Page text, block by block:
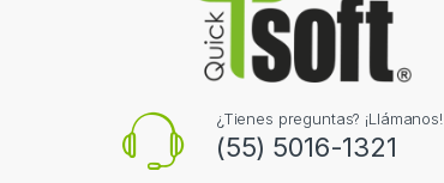
¿Tienes preguntas? ¡Llámanos!
(55) 5016-1321